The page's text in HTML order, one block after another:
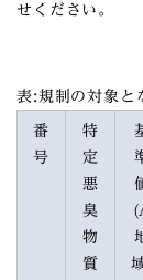
せください。
表:規制の対象と
番
号
特
定
悪
臭
物
質